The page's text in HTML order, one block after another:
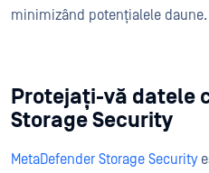
minimizând potențialele daune.
Protejați-vă datele
Storage Security
MetaDefender Storage Security